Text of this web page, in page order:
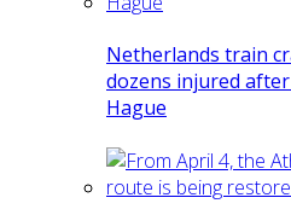
Netherlands train
dozens injured
Hague